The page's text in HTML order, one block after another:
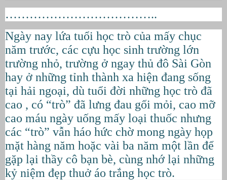
………………………………..
Ngày nay lứa tuổi học trò của mấy chục
năm trước, các cựu học sinh trường lớn
trường nhỏ, trường ở ngay thủ đô Sài Gòn
hay ở những tỉnh thành xa hiện đang sống
tại hải ngoại, dù tuổi đời những học trò đã
cao , có “trò” đã lưng đau gối mỏi, cao mỡ
cao máu ngày uống mấy loại thuốc nhưng
các “trò” vẫn háo hức chờ mong ngày họp
mặt hàng năm hoặc vài ba năm một lần để
gặp lại thầy cô bạn bè, cùng nhớ lại những
kỷ niệm đẹp thuở áo trắng học trò.